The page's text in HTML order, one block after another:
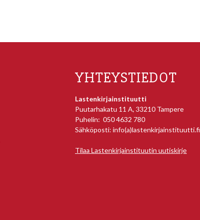
YHTEYSTIEDOT
Lastenkirjainstituutti
Puutarhakatu 11 A, 33210 Tampere
Puhelin: 050 4632 780
Sähköposti: info(a)lastenkirjainstituutti.fi
Tilaa Lastenkirjainstituutin uutiskirje